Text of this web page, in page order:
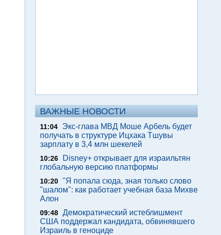
ВАЖНЫЕ НОВОСТИ
11:04
Экс-глава МВД Моше Арбель будет
получать в структуре Ицхака Тшувы
зарплату в 3,4 млн шекелей
10:26
Disney+ открывает для израильтян
глобальную версию платформы
10:20 "Я попала сюда, зная только слово
"шалом": как работает учебная база Михве
Алон
09:48 Демократический истеблишмент
США поддержал кандидата, обвинявшего
Израиль в геноциде